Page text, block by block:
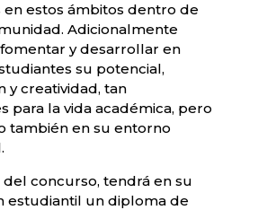
en estos ámbitos dentro de
Adicionalmente
y desarrollar en
su potencial,
y creatividad, tan
para la vida académica, pero
también en su entorno
del concurso, tendrá en su
un diploma de